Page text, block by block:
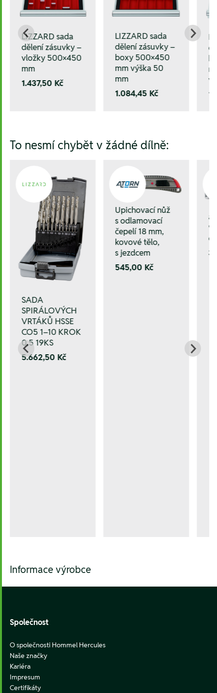
LIZZARD sada
dělení zásuvky –
vložky 500×450
mm
1.437,50 Kč
LIZZARD sada
dělení zásuvky –
boxy 500×450
mm výška 50
mm
1.084,45 Kč
To nesmí chybět v žádné dílně:
SADA
SPIRÁLOVÝCH
VRTÁKŮ HSSE
CO5 1–10 KROK
0,5 19KS
5.662,50 Kč
Upichovací nůž
s odlamovací
čepelí 18 mm,
kovové tělo,
s jezdcem
545,00 Kč
Informace výrobce
Společnost
O společnosti Hommel Hercules
Naše značky
Kariéra
Impresum
Certifikáty